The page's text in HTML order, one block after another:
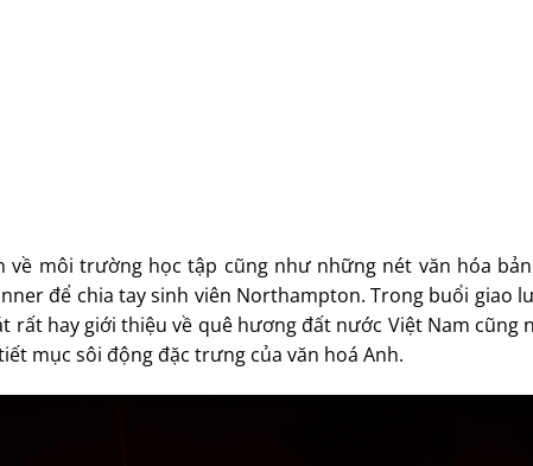
môi trường học tập cũng như những nét văn hóa
để chia tay sinh viên Northampton. Trong buổi giao
rất hay giới thiệu về quê hương đất nước Việt Nam cũng
mục sôi động đặc trưng của văn hoá Anh.